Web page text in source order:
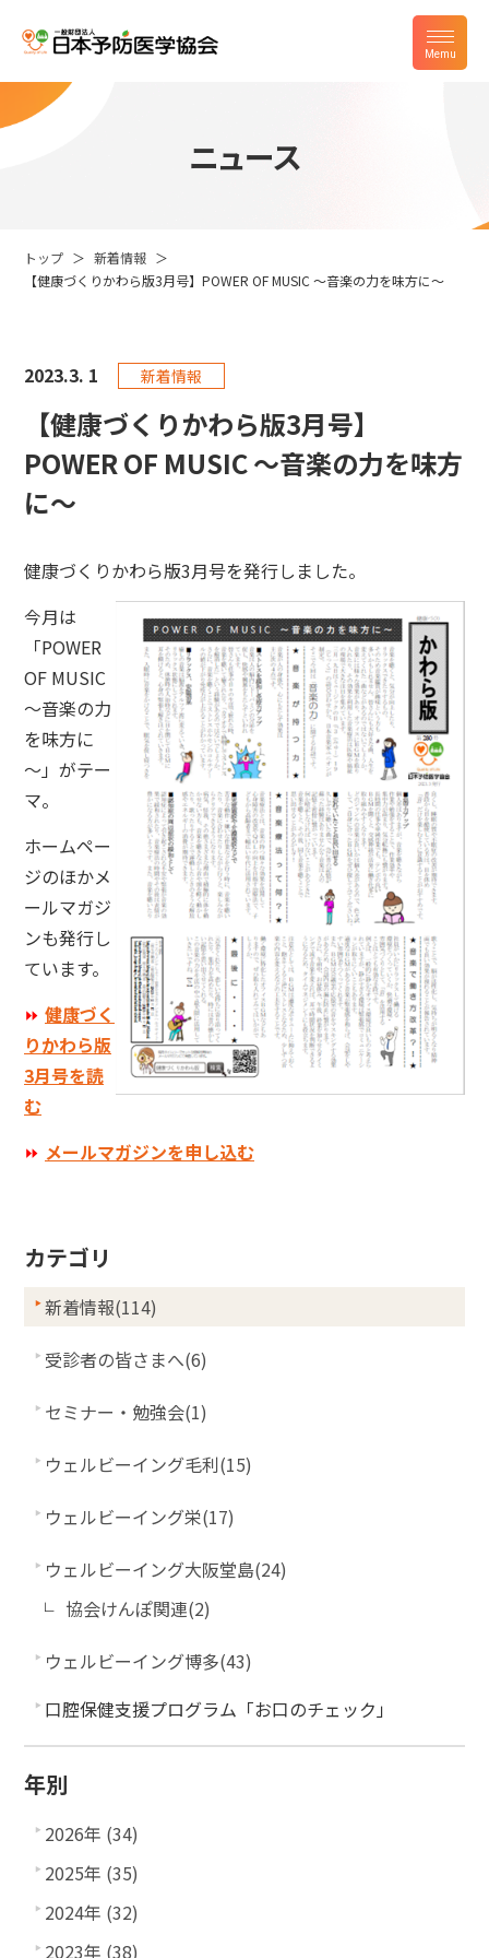
ニュース
トップ
新着情報
【健康づくりかわら版3月号】POWER OF MUSIC ～音楽の力を味方に～
2023.3. 1 新着情報
【健康づくりかわら版3月号】
POWER OF MUSIC ～音楽の力を味方
に～
健康づくりかわら版3月号を発行しました。
今月は
「POWER
OF MUSIC
～音楽の力
を味方に
～」がテー
マ。
ホームペー
ジのほかメ
ールマガジ
ンも発行し
ています。
⏩ 健康づく
りかわら版
3月号を読
む
⏩ メールマガジンを申し込む
カテゴリ
新着情報(114)
受診者の皆さまへ(6)
セミナー・勉強会(1)
ウェルビーイング毛利(15)
ウェルビーイング栄(17)
ウェルビーイング大阪堂島(24)
協会けんぽ関連(2)
ウェルビーイング博多(43)
口腔保健支援プログラム「お口のチェック」
年別
2026年 (34)
2025年 (35)
2024年 (32)
2023年 (38)